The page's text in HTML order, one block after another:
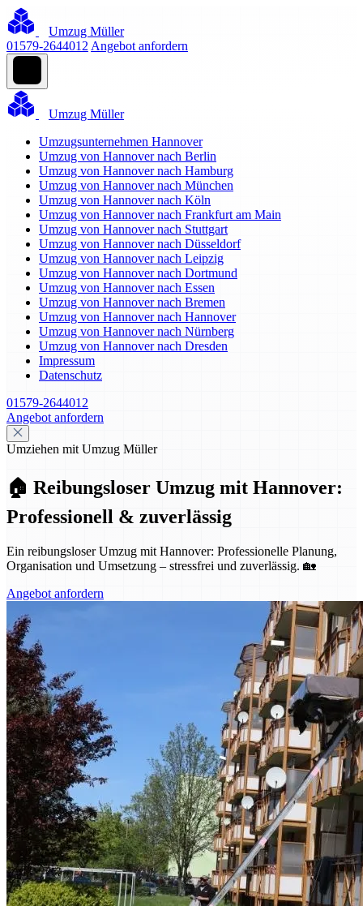
Umzug Müller
01579-2644012 Angebot anfordern
Umzug Müller
Umzugsunternehmen Hannover
Umzug von Hannover nach Berlin
Umzug von Hannover nach Hamburg
Umzug von Hannover nach München
Umzug von Hannover nach Köln
Umzug von Hannover nach Frankfurt am Main
Umzug von Hannover nach Stuttgart
Umzug von Hannover nach Düsseldorf
Umzug von Hannover nach Leipzig
Umzug von Hannover nach Dortmund
Umzug von Hannover nach Essen
Umzug von Hannover nach Bremen
Umzug von Hannover nach Hannover
Umzug von Hannover nach Nürnberg
Umzug von Hannover nach Dresden
Impressum
Datenschutz
01579-2644012
Angebot anfordern
Umziehen mit Umzug Müller
🏠 Reibungsloser Umzug mit Hannover:
Professionell & zuverlässig
Ein reibungsloser Umzug mit Hannover: Professionelle Planung,
Organisation und Umsetzung – stressfrei und zuverlässig. 🏡
Angebot anfordern